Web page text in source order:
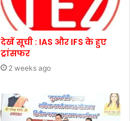
देखें सूची : IAS और IFS के हुए
ट्रांसफर
2 weeks ago